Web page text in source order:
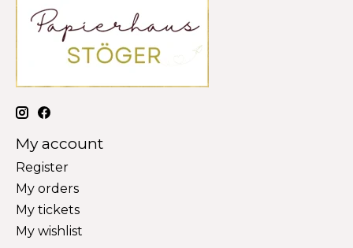
My account
Register
My orders
My tickets
My wishlist